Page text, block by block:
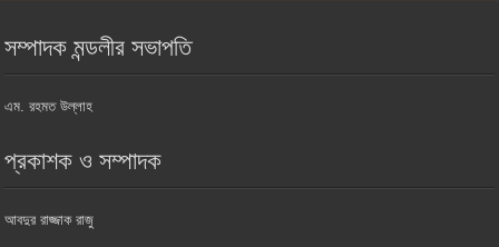
সম্পাদক মন্ডলীর সভাপতি
এম. রহমত উল্লাহ
প্রকাশক ও সম্পাদক
আবদুর রাজ্জাক রাজু